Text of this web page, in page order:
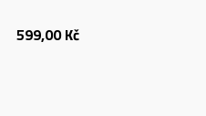
599,00 Kč